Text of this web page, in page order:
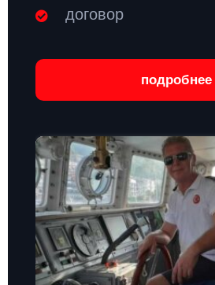
договор
подробнее